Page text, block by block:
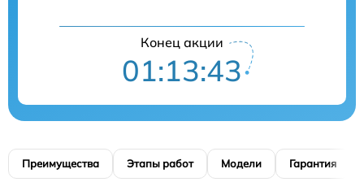
Конец акции
01:13:42
Преимущества Этапы работ Модели Гарантия